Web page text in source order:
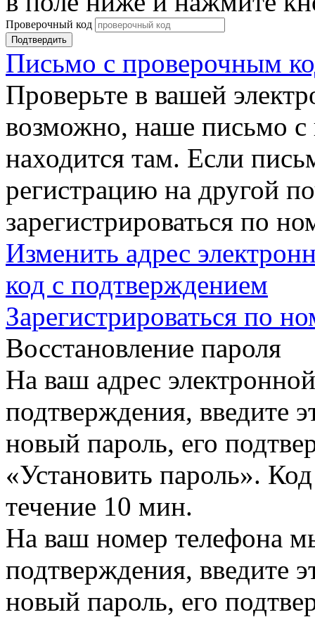
Проверочный код
Подтвердить
Письмо с проверочным
Проверьте в вашей
возможно, наше письмо с
находится там. Если
регистрацию на другой
зарегистрироваться по
Изменить адрес
код с подтверждением
Зарегистрироваться по
Восстановление пароля
На ваш адрес
подтверждения, введите
новый пароль, его
«Установить пароль».
течение 10 мин.
На ваш номер телефона
подтверждения, введите
новый пароль, его